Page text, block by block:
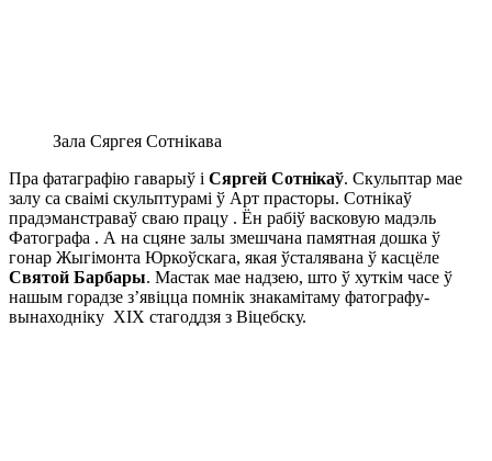
Зала Сяргея Сотнікава
Пра фатаграфію гаварыў і Сяргей Сотнікаў. Скульптар мае
залу са сваімі скульптурамі ў Арт прасторы. Сотнікаў
прадэманстраваў сваю працу . Ён рабіў васковую мадэль
Фатографа . А на сцяне залы змешчана памятная дошка ў
гонар Жыгімонта Юркоўскага, якая ўсталявана ў касцёле
Святой Барбары. Мастак мае надзею, што ў хуткім часе ў
нашым горадзе з’явіцца помнік знакамітаму фатографу-
вынаходніку XIX стагоддзя з Віцебску.